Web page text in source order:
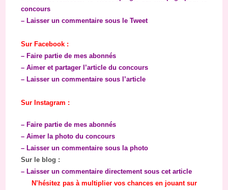
concours
– Laisser un commentaire sous le Tweet
Sur Facebook :
– Faire partie de mes abonnés
– Aimer et partager l’article du concours
– Laisser un commentaire sous l’article
Sur Instagram :
– Faire partie de mes abonnés
– Aimer la photo du concours
– Laisser un commentaire sous la photo
Sur le blog :
– Laisser un commentaire directement sous cet article
N’hésitez pas à multiplier vos chances en jouant sur